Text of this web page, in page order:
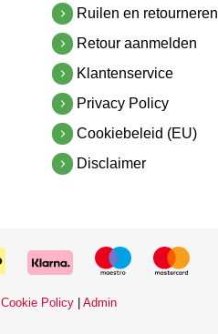
Ruilen en retourneren
Retour aanmelden
Klantenservice
Privacy Policy
Cookiebeleid (EU)
Disclaimer
Cookie Policy| Admin